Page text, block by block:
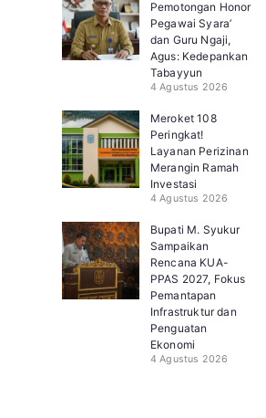
Pemotongan Honor
Pegawai Syara’
dan Guru Ngaji,
Agus: Kedepankan
Tabayyun
4 Agustus 2026
Meroket 108
Peringkat!
Layanan Perizinan
Merangin Ramah
Investasi
4 Agustus 2026
Bupati M. Syukur
Sampaikan
Rencana KUA-
PPAS 2027, Fokus
Pemantapan
Infrastruktur dan
Penguatan
Ekonomi
4 Agustus 2026